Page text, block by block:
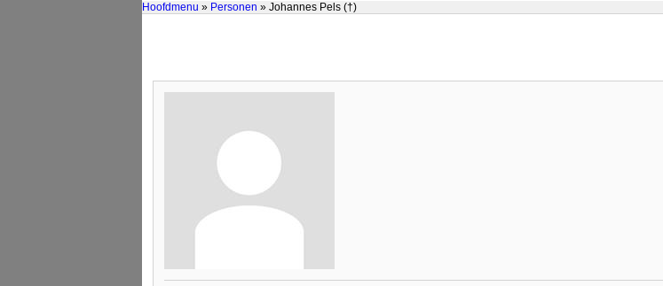
Hoofdmenu » Personen » Johannes Pels (†)